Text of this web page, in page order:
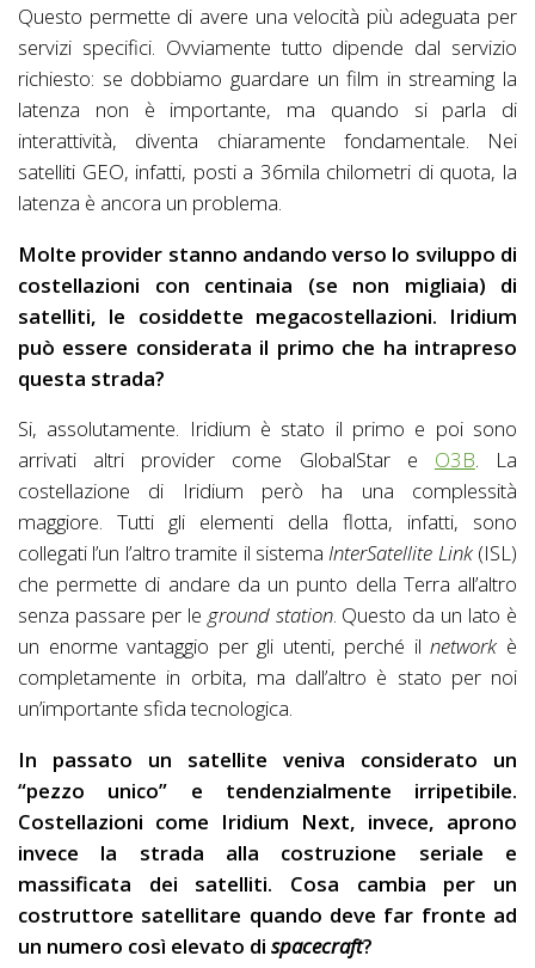
Questo permette di avere una velocità più adeguata per
servizi specifici. Ovviamente tutto dipende dal servizio
richiesto: se dobbiamo guardare un film in streaming la
latenza non è importante, ma quando si parla di
interattività, diventa chiaramente fondamentale. Nei
satelliti GEO, infatti, posti a 36mila chilometri di quota, la
latenza è ancora un problema.
Molte provider stanno andando verso lo sviluppo di
costellazioni con centinaia (se non migliaia) di
satelliti, le cosiddette megacostellazioni. Iridium
può essere considerata il primo che ha intrapreso
questa strada?
Si, assolutamente. Iridium è stato il primo e poi sono
arrivati altri provider come GlobalStar e O3B. La
costellazione di Iridium però ha una complessità
maggiore. Tutti gli elementi della flotta, infatti, sono
collegati l’un l’altro tramite il sistemaInterSatellite Link(ISL)
che permette di andare da un punto della Terra all’altro
senza passare per le ground station. Questo da un lato è
un enorme vantaggio per gli utenti, perché ilnetwork è
completamente in orbita, ma dall’altro è stato per noi
un’importante sfida tecnologica.
In passato un satellite veniva considerato un
“pezzo unico” e tendenzialmente irripetibile.
Costellazioni come Iridium Next, invece, aprono
invece la strada alla costruzione seriale e
massificata dei satelliti. Cosa cambia per un
costruttore satellitare quando deve far fronte ad
un numero così elevato di spacecraft?